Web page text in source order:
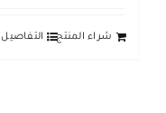
شراء المنتج التفاصيل